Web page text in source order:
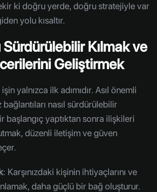
ki doğru yerde, doğru stratejiyle var
yolu kısaltır.
Kılmak ve
Geliştirmek
yalnızca ilk adımıdır. Asıl önemli
nasıl sürdürülebilir
başlangıç yaptıktan sonra ilişkileri
düzenli iletişim ve güven
: Karşınızdaki kişinin ihtiyaçlarını ve
daha güçlü bir bağ oluşturur.